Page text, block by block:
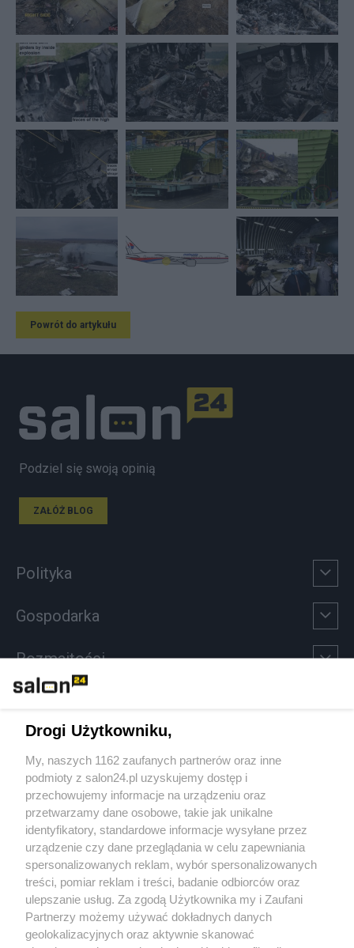
Powrót do artykułu
Podziel się swoją opinią
ZAŁÓŻ BLOG
Polityka
Gospodarka
Rozmaitości
Sport
Społeczeństwo
Kultura
X Facebook Instagram Youtube
Drogi Użytkowniku,
My, naszych 1162 zaufanych partnerów oraz inne
podmioty z salon24.pl uzyskujemy dostęp i
przechowujemy informacje na urządzeniu oraz
przetwarzamy dane osobowe, takie jak unikalne
identyfikatory, standardowe informacje wysyłane przez
urządzenie czy dane przeglądania w celu zapewniania
spersonalizowanych reklam, wybór spersonalizowanych
treści, pomiar reklam i treści, badanie odbiorców oraz
ulepszanie usług. Za zgodą Użytkownika my i Zaufani
Partnerzy możemy używać dokładnych danych
geolokalizacyjnych oraz aktywnie skanować